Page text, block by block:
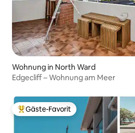
Wohnung in North Ward
Edgecliff – Wohnung am Meer
Beliebter Gäste-Favorit.
Gäste-Favorit